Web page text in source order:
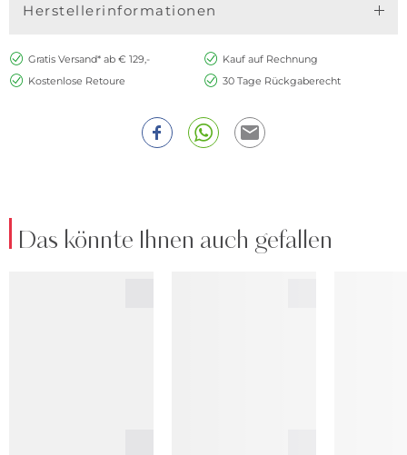
Herstellerinformationen
Gratis Versand* ab € 129,-
Kauf auf Rechnung
Kostenlose Retoure
30 Tage Rückgaberecht
Das könnte Ihnen auch gefallen